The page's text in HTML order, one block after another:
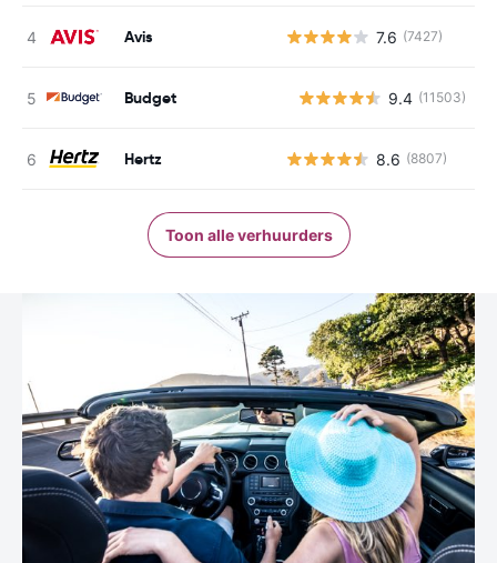
Avis 7.6 (7427)
Budget 9.4 (11503)
Hertz 8.6 (8807)
Toon alle verhuurders